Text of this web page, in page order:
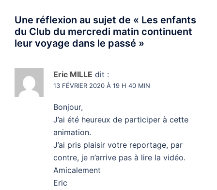
Une réflexion au sujet de « Les enfants
du Club du mercredi matin continuent
leur voyage dans le passé »
Eric MILLE dit :
13 FÉVRIER 2020 À 19 H 40 MIN
Bonjour,
J’ai été heureux de participer à cette
animation.
J’ai pris plaisir votre reportage, par
contre, je n’arrive pas à lire la vidéo.
Amicalement
Eric